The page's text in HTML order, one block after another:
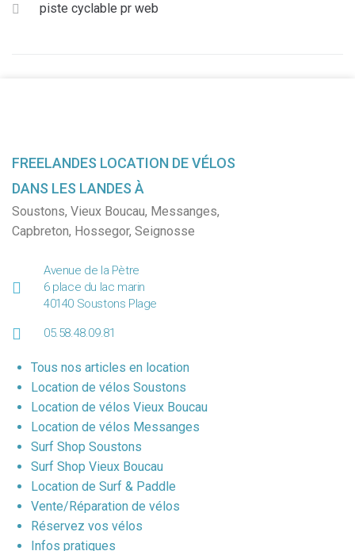
piste cyclable pr web
FREELANDES LOCATION DE VÉLOS
DANS LES LANDES À
Soustons, Vieux Boucau, Messanges,
Capbreton, Hossegor, Seignosse
Avenue de la Pètre
6 place du lac marin
40140 Soustons Plage
05.58.48.09.81
Tous nos articles en location
Location de vélos Soustons
Location de vélos Vieux Boucau
Location de vélos Messanges
Surf Shop Soustons
Surf Shop Vieux Boucau
Location de Surf & Paddle
Vente/Réparation de vélos
Réservez vos vélos
Infos pratiques